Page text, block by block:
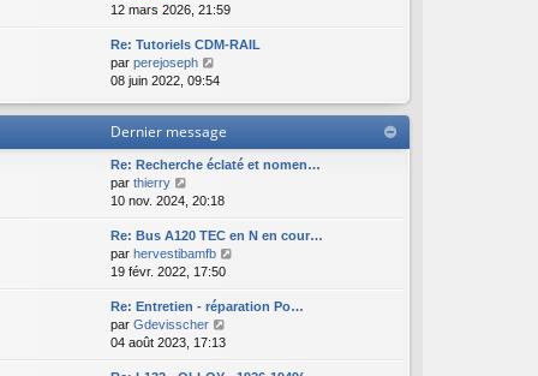
e
s
a
g
e
e
m
e
s
s
e
l
e
d
e
r
n
i
e
m
e
s
a
g
e
l
t
e
l
d
e
r
n
e
m
e
s
a
g
e
o
n
s
u
e
r
l
e
d
e
n
i
e
m
e
s
12 mars 2026, 21:59
Re: Tutoriels CDM-RAIL
par perejoseph
o
s
u
l
t
r
l
e
d
e
n
i
e
08 juin 2022, 09:54
Dernier message
Re: Recherche éclaté et nomen…
par thierry
o
n
s
u
t
e
r
l
e
10 nov. 2024, 20:18
Re: Bus A120 TEC en N en cour…
par hervestibamfb
n
s
t
19 févr. 2022, 17:50
Re: Entretien - réparation Po…
par Gdevisscher
n
04 août 2023, 17:13